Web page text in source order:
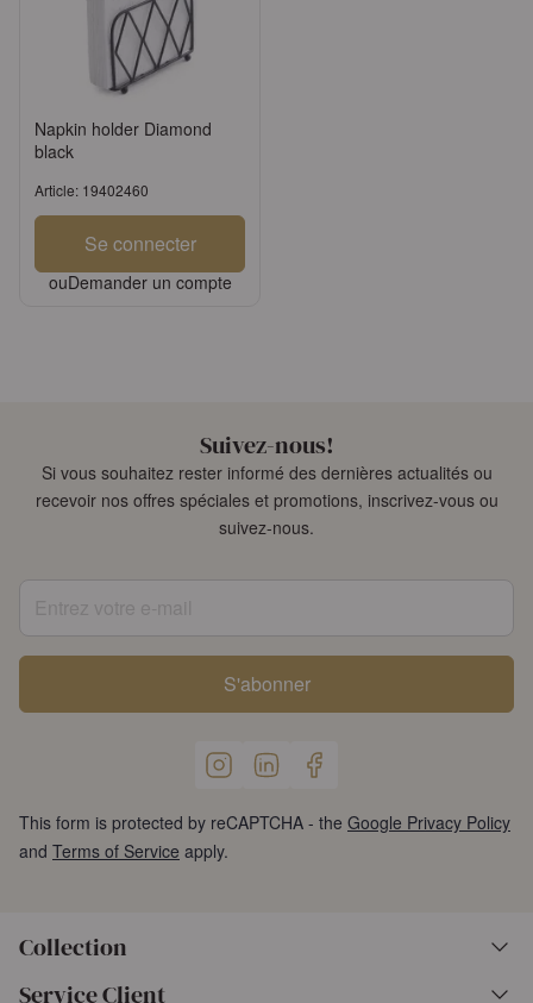
Napkin holder Diamond
black
Article: 19402460
Se connecter
ouDemander un compte
Suivez-nous!
Si vous souhaitez rester informé des dernières actualités ou
recevoir nos offres spéciales et promotions, inscrivez-vous ou
suivez-nous.
S'abonner
This form is protected by reCAPTCHA - the Google Privacy Policy
and Terms of Service apply.
Collection
Service Client